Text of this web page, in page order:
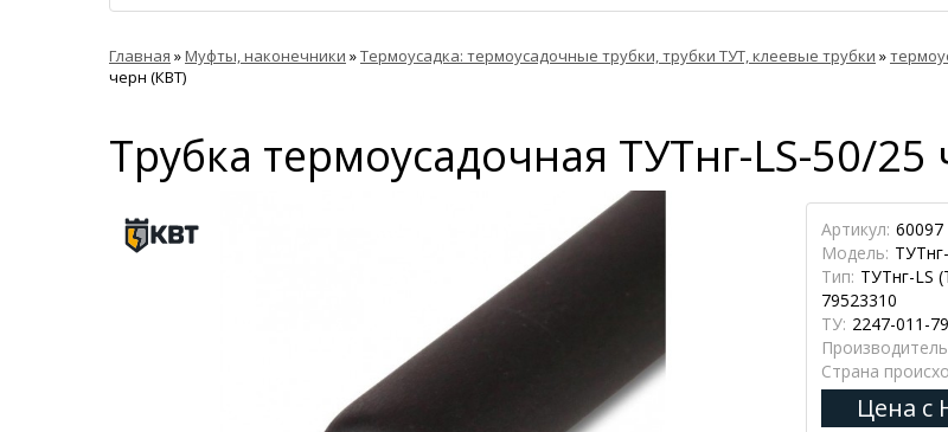
Главная »Муфты, наконечники »Термоусадка: термоусадочные трубки, трубки ТУТ, клеевые трубки »
черн (КВТ)
Трубка термоусадочная ТУТнг-LS-50/25
Артикул: 60097
Модель:
Тип: ТУТнг-LS
79523310
ТУ: 2247-011-
Страна
Цена с